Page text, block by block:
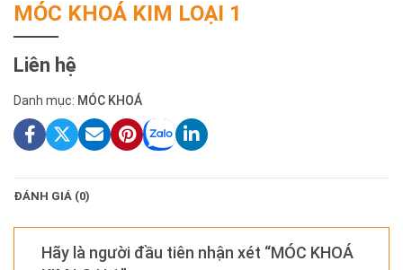
MÓC KHOÁ KIM LOẠI 1
Liên hệ
Danh mục: MÓC KHOÁ
ĐÁNH GIÁ (0)
Hãy là người đầu tiên nhận xét “MÓC KHOÁ